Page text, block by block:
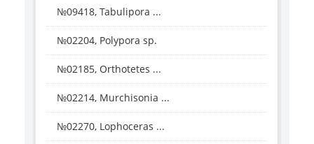
№09418, Tabulipora ...
№02204, Polypora sp.
№02185, Orthotetes ...
№02214, Murchisonia ...
№02270, Lophoceras ...